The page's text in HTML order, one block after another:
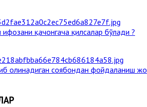
қачонгача қилсалар бўлади ?
олинадиган соябондан фойдаланиш